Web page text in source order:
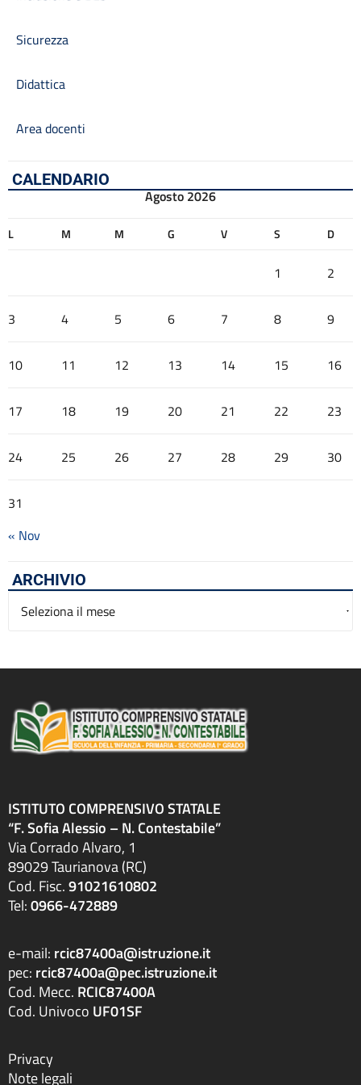
Sicurezza
Didattica
Area docenti
CALENDARIO
Agosto 2026
L M M G V S D
1 2
3 4 5 6 7 8 9
10 11 12 13 14 15 16
17 18 19 20 21 22 23
24 25 26 27 28 29 30
31
« Nov
ARCHIVIO
Archivio
ISTITUTO COMPRENSIVO STATALE
“F. Sofia Alessio – N. Contestabile”
Via Corrado Alvaro, 1
89029 Taurianova (RC)
Cod. Fisc.91021610802
Tel:0966-472889
e-mail: rcic87400a@istruzione.it
pec: rcic87400a@pec.istruzione.it
Cod. Mecc. RCIC87400A
Cod. Univoco UF01SF
Privacy
Note legali